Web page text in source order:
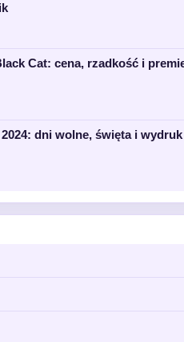
Cat: cena, rzadkość i
dni wolne, święta i wydruk